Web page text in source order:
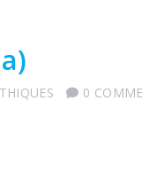
0